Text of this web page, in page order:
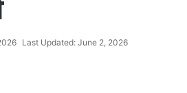
Last Updated: June 2, 2026